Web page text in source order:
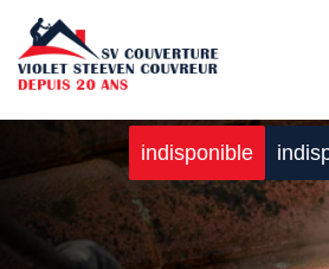
indisponible